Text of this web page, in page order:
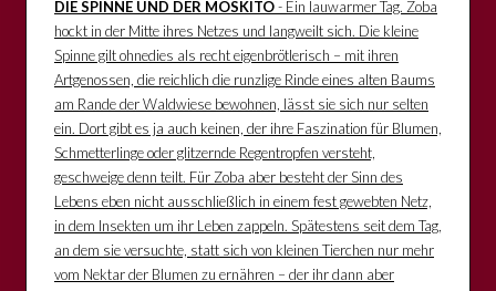
DIE SPINNE UND DER MOSKITO- Ein lauwarmer Tag. Zoba
hockt in der Mitte ihres Netzes und langweilt sich. Die kleine
Spinne gilt ohnedies als recht eigenbrötlerisch – mit ihren
Artgenossen, die reichlich die runzlige Rinde eines alten Baums
am Rande der Waldwiese bewohnen, lässt sie sich nur selten
ein. Dort gibt es ja auch keinen, der ihre Faszination für Blumen,
Schmetterlinge oder glitzernde Regentropfen versteht,
geschweige denn teilt. Für Zoba aber besteht der Sinn des
Lebens eben nicht ausschließlich in einem fest gewebten Netz,
in dem Insekten um ihr Leben zappeln. Spätestens seit dem Tag,
an dem sie versuchte, statt sich von kleinen Tierchen nur mehr
vom Nektar der Blumen zu ernähren – der ihr dann aber